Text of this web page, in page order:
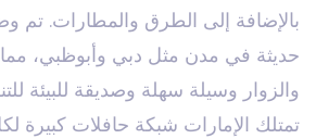
بالإضافة إلى الطرق والمطارات. تم
حديثة في مدن مثل دبي وأبوظبي،
والزوار وسيلة سهلة وصديقة للبيئة
تمتلك الإمارات شبكة حافلات كبيرة